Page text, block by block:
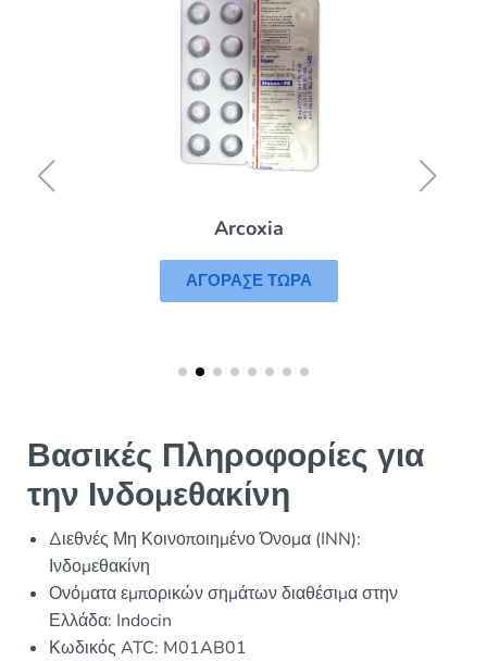
Arcoxia
ΑΓΟΡΑΣΕ ΤΩΡΑ
Βασικές Πληροφορίες για
την Ινδομεθακίνη
Διεθνές Μη Κοινοποιημένο Όνομα (INN):
Ινδομεθακίνη
Ονόματα εμπορικών σημάτων διαθέσιμα στην
Ελλάδα: Indocin
Κωδικός ATC: M01AB01